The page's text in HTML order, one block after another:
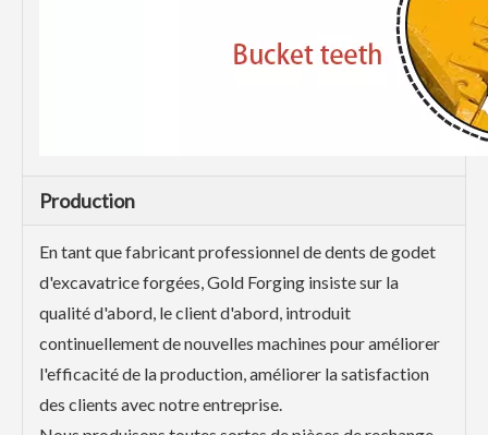
Production
En tant que fabricant professionnel de dents de godet
d'excavatrice forgées, Gold Forging insiste sur la
qualité d'abord, le client d'abord, introduit
continuellement de nouvelles machines pour améliorer
l'efficacité de la production, améliorer la satisfaction
des clients avec notre entreprise.